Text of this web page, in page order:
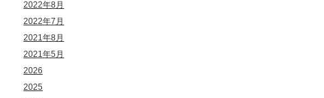
2022年8月
2022年7月
2021年8月
2021年5月
2026
2025